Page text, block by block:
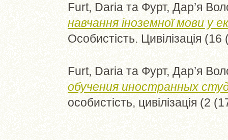
Furt, Daria та Фурт, Дар’я
навчання іноземної мови у
Особистість. Цивілізація
Furt, Daria та Фурт, Дар’я
обучения иностранных
особистість, цивілізація (2